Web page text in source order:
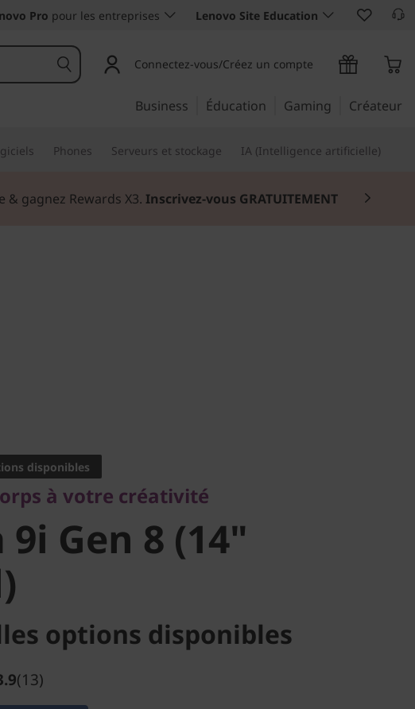
Pro pour les entreprises Lenovo Site Education
Connectez-vous/Créez un compte
Business Éducation Gaming Créateur
Phones Serveurs et stockage IA (Intelligence artificielle)
gagnez Rewards X3. Inscrivez-vous GRATUITEMENT
Gen 8 (14"
disponibles
à votre créativité
9i Gen 8 (14"
options disponibles
(13)